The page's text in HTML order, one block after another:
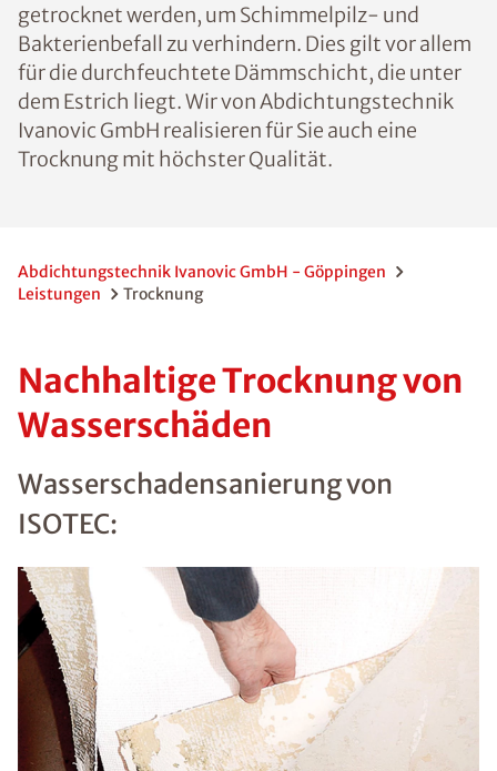
getrocknet werden, um Schimmelpilz- und
Bakterienbefall zu verhindern. Dies gilt vor allem
für die durchfeuchtete Dämmschicht, die unter
dem Estrich liegt. Wir von Abdichtungstechnik
Ivanovic GmbH realisieren für Sie auch eine
Trocknung mit höchster Qualität.
Abdichtungstechnik Ivanovic GmbH - Göppingen
Leistungen
Trocknung
Nachhaltige Trocknung von
Wasserschäden
Wasserschadensanierung von
ISOTEC: